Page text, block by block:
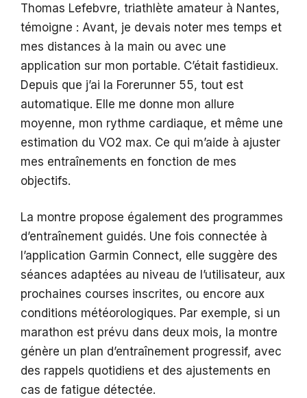
Thomas Lefebvre, triathlète amateur à Nantes,
témoigne : Avant, je devais noter mes temps et
mes distances à la main ou avec une
application sur mon portable. C’était fastidieux.
Depuis que j’ai la Forerunner 55, tout est
automatique. Elle me donne mon allure
moyenne, mon rythme cardiaque, et même une
estimation du VO2 max. Ce qui m’aide à ajuster
mes entraînements en fonction de mes
objectifs.
La montre propose également des programmes
d’entraînement guidés. Une fois connectée à
l’application Garmin Connect, elle suggère des
séances adaptées au niveau de l’utilisateur, aux
prochaines courses inscrites, ou encore aux
conditions météorologiques. Par exemple, si un
marathon est prévu dans deux mois, la montre
génère un plan d’entraînement progressif, avec
des rappels quotidiens et des ajustements en
cas de fatigue détectée.